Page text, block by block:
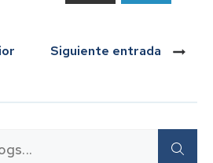
Siguiente entrada